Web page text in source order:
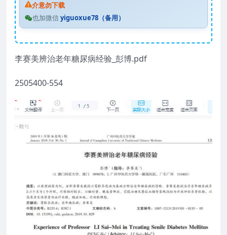
介意勿下载
也加微信yiguoxue78（备用）
李赛美辨治老年糖尿病经验_彭博.pdf
2505400-554